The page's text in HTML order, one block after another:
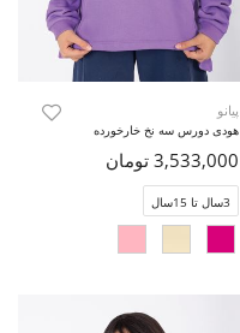
پیانو
هودی دورس سه نخ خارخورده
3,533,000 تومان
3سال تا 15سال